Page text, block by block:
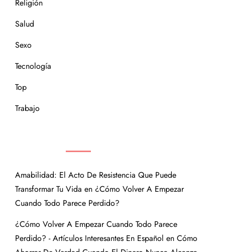
Religión
Salud
Sexo
Tecnología
Top
Trabajo
Amabilidad: El Acto De Resistencia Que Puede
Transformar Tu Vida en ¿Cómo Volver A Empezar
Cuando Todo Parece Perdido?
¿Cómo Volver A Empezar Cuando Todo Parece
Perdido? - Artículos Interesantes En Español en Cómo